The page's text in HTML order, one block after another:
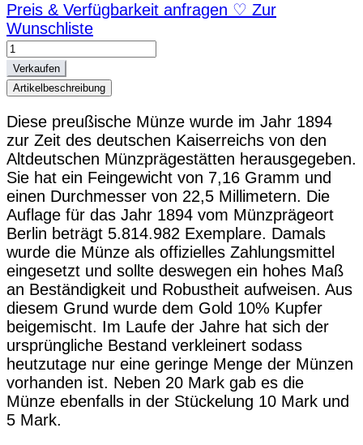
Preis & Verfügbarkeit anfragen ♡ Zur
Wunschliste
20
Mark
A
Preußen,
Prussia
German
Empire
Wilhelm
II
/
Goldmünze
1899
Menge
Verkaufen
Artikelbeschreibung
Diese preußische Münze wurde im Jahr 1894
zur Zeit des deutschen Kaiserreichs von den
Altdeutschen Münzprägestätten herausgegeben.
Sie hat ein Feingewicht von 7,16 Gramm und
einen Durchmesser von 22,5 Millimetern. Die
Auflage für das Jahr 1894 vom Münzprägeort
Berlin beträgt 5.814.982 Exemplare. Damals
wurde die Münze als offizielles Zahlungsmittel
eingesetzt und sollte deswegen ein hohes Maß
an Beständigkeit und Robustheit aufweisen. Aus
diesem Grund wurde dem Gold 10% Kupfer
beigemischt. Im Laufe der Jahre hat sich der
ursprüngliche Bestand verkleinert sodass
heutzutage nur eine geringe Menge der Münzen
vorhanden ist. Neben 20 Mark gab es die
Münze ebenfalls in der Stückelung 10 Mark und
5 Mark.